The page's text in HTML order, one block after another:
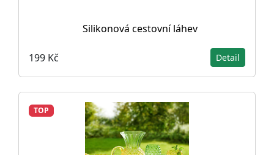
Silikonová cestovní láhev
199 Kč Detail
TOP